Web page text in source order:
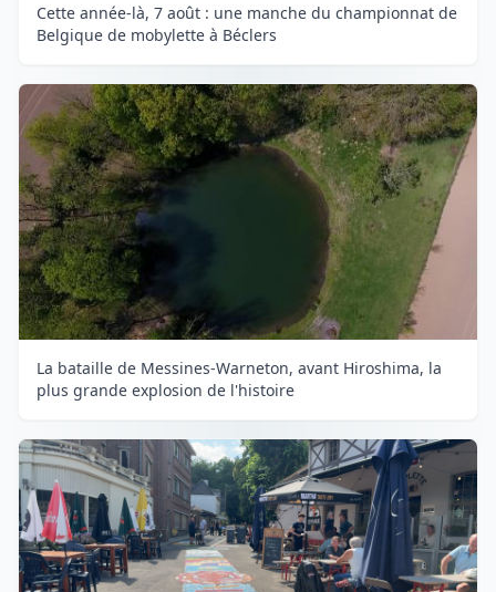
Cette année-là, 7 août : une manche du championnat de
Belgique de mobylette à Béclers
La bataille de Messines-Warneton, avant Hiroshima, la
plus grande explosion de l'histoire